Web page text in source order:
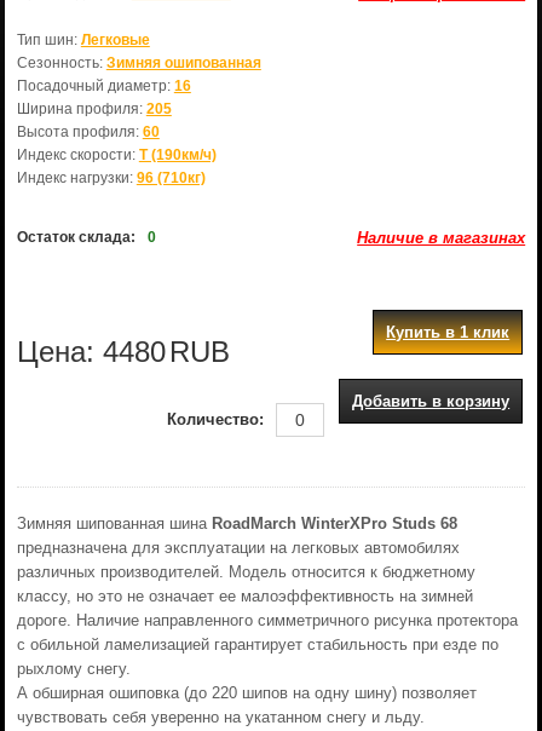
Тип шин: Легковые
Сезонность: Зимняя ошипованная
Посадочный диаметр: 16
Ширина профиля: 205
Высота профиля: 60
Индекс скорости: T (190км/ч)
Индекс нагрузки: 96 (710кг)
Остаток склада: 0 Наличие в магазинах
Цена: 4480RUB
Купить в 1 клик
Добавить в корзину
Количество:
Зимняя шипованная шина RoadMarch WinterXPro Studs 68
предназначена для эксплуатации на легковых автомобилях
различных производителей. Модель относится к бюджетному
классу, но это не означает ее малоэффективность на зимней
дороге. Наличие направленного симметричного рисунка протектора
с обильной ламелизацией гарантирует стабильность при езде по
рыхлому снегу.
А обширная ошиповка (до 220 шипов на одну шину) позволяет
чувствовать себя уверенно на укатанном снегу и льду.